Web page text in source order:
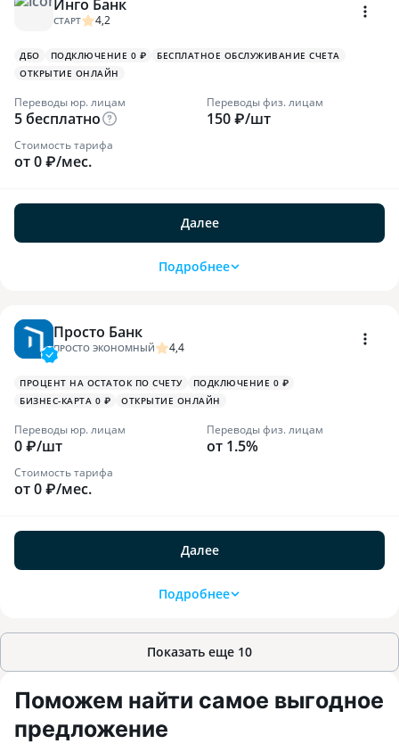
Инго Банк
СТАРТ 4,2
ДБО ПОДКЛЮЧЕНИЕ 0 ₽
БЕСПЛАТНОЕ ОБСЛУЖИВАНИЕ СЧЕТА
ОТКРЫТИЕ ОНЛАЙН
Переводы юр. лицам
5 бесплатно
Переводы физ. лицам
150 ₽/шт
Стоимость тарифа
от 0 ₽/мес.
Далее
Подробнее
Просто Банк
ПРОСТО ЭКОНОМНЫЙ 4,4
ПРОЦЕНТ НА ОСТАТОК ПО СЧЕТУ
ПОДКЛЮЧЕНИЕ 0 ₽
БИЗНЕС-КАРТА 0 ₽
ОТКРЫТИЕ ОНЛАЙН
Переводы юр. лицам
0 ₽/шт
Переводы физ. лицам
от 1.5%
Стоимость тарифа
от 0 ₽/мес.
Далее
Подробнее
Показать еще 10
Поможем найти самое выгодное
предложение